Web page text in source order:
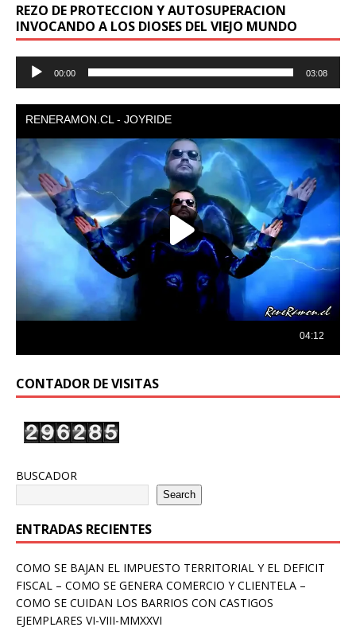
REZO DE PROTECCION Y AUTOSUPERACION
INVOCANDO A LOS DIOSES DEL VIEJO MUNDO
Reproductor
00:00 03:08
CONTADOR DE VISITAS
BUSCADOR
Search
ENTRADAS RECIENTES
COMO SE BAJAN EL IMPUESTO TERRITORIAL Y EL DEFICIT
FISCAL – COMO SE GENERA COMERCIO Y CLIENTELA –
COMO SE CUIDAN LOS BARRIOS CON CASTIGOS
EJEMPLARES VI-VIII-MMXXVI